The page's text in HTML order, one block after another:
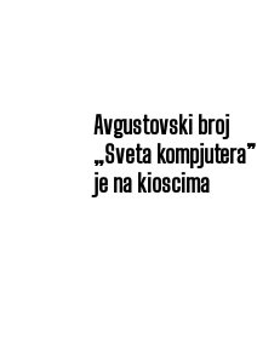
Avgustovski broj
„Sveta kompjutera”
je na kioscima